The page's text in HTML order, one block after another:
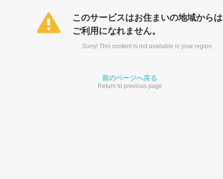
このサービスはお住まいの地域からは
ご利用になれません。
Sorry! This content is not available in your region.
前のページへ戻る
Return to previous page